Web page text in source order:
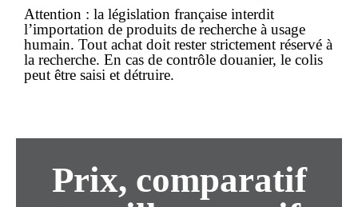
Attention : la législation française interdit
l’importation de produits de recherche à usage
humain. Tout achat doit rester strictement réservé à
la recherche. En cas de contrôle douanier, le colis
peut être saisi et détruire.
Prix, comparatif